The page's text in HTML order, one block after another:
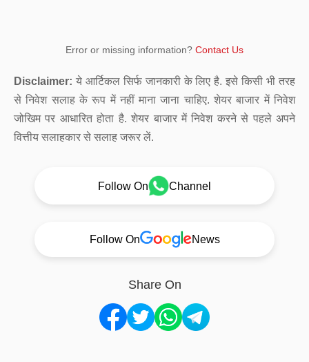
Error or missing information? Contact Us
Disclaimer: ये आर्टिकल सिर्फ जानकारी के लिए है. इसे किसी भी तरह
से निवेश सलाह के रूप में नहीं माना जाना चाहिए. शेयर बाजार में निवेश
जोखिम पर आधारित होता है. शेयर बाजार में निवेश करने से पहले अपने
वित्तीय सलाहकार से सलाह जरूर लें.
Follow On Channel
Follow On News
Share On